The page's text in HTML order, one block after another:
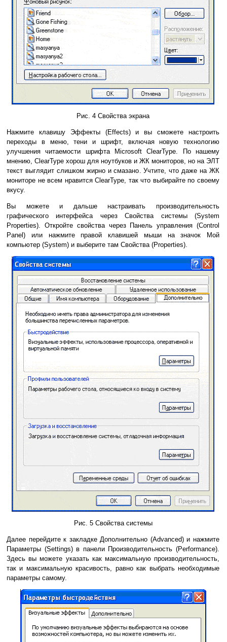
Рис. 4 Свойства экрана
Нажмите клавишу Эффекты (Effects) и вы сможете настроить
переходы в меню, тени и шрифт, включая новую технологию
улучшения читаемости шрифта Microsoft ClearType. По нашему
мнению, ClearType хорош для ноутбуков и ЖК мониторов, но на ЭЛТ
текст выглядит слишком жирно и смазано. Учтите, что даже на ЖК
мониторе не всем нравится ClearType, так что выбирайте по своему
вкусу.
Вы можете и дальше настраивать производительность
графического интерфейса через Свойства системы (System
Properties). Откройте свойства через Панель управления (Control
Panel) или нажмите правой клавишей мыши на значок Мой
компьютер (System) и выберите там Свойства (Properties).
Рис. 5 Свойства системы
Далее перейдите к закладке Дополнительно (Advanced) и нажмите
Параметры (Settings) в панели Производительность (Performance).
Здесь вы можете указать как максимальную производительность,
так и максимальную красивость, равно как выбрать необходимые
параметры самому.